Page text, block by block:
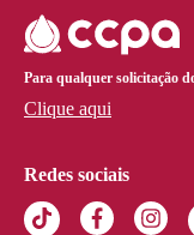
Para qualquer solicitação
Clique aqui
Redes sociais